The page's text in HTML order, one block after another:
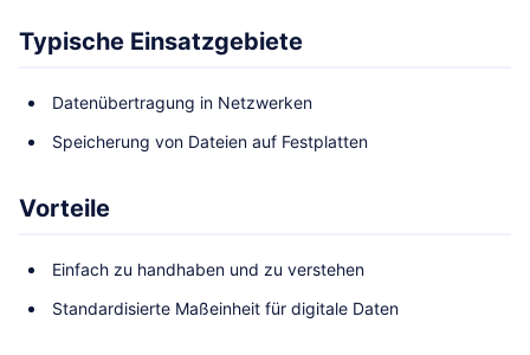
Typische Einsatzgebiete
Datenübertragung in Netzwerken
Speicherung von Dateien auf Festplatten
Vorteile
Einfach zu handhaben und zu verstehen
Standardisierte Maßeinheit für digitale Daten